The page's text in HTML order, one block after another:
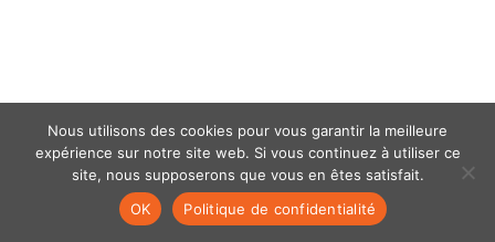
Mentions légales- politique de confidentialité- © coclico 2026
Nous utilisons des cookies pour vous garantir la meilleure
expérience sur notre site web. Si vous continuez à utiliser ce
site, nous supposerons que vous en êtes satisfait.
OK
Politique de confidentialité